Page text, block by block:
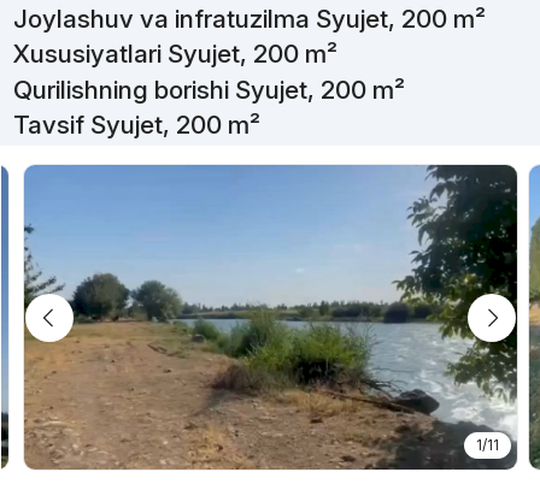
Joylashuv va infratuzilma Syujet, 200 m²
Xususiyatlari Syujet, 200 m²
Qurilishning borishi Syujet, 200 m²
Tavsif Syujet, 200 m²
1/11